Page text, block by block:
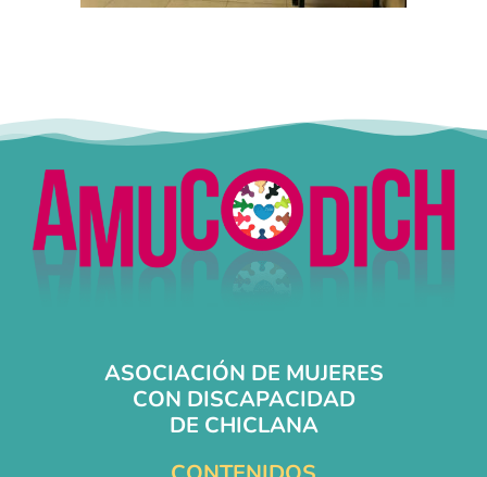
ASOCIACIÓN DE MUJERES
CON DISCAPACIDAD
DE CHICLANA